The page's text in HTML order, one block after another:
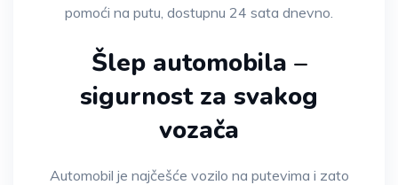
pomoći na putu, dostupnu 24 sata dnevno.
Šlep automobila –
sigurnost za svakog
vozača
Automobil je najčešće vozilo na putevima i zato